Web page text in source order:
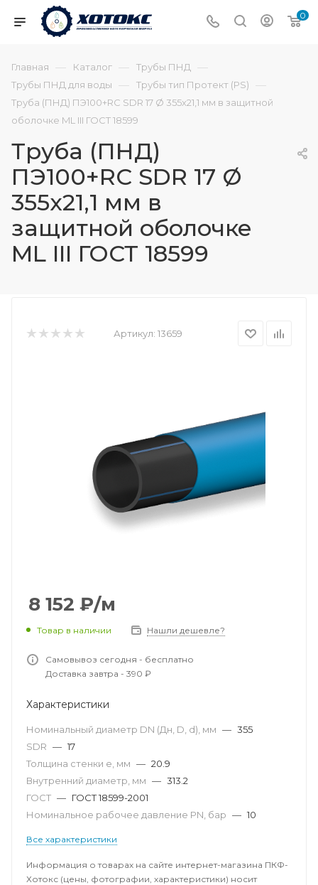
0
Главная — Каталог — Трубы ПНД —
Трубы ПНД для воды — Трубы тип Протект (PS) —
Труба (ПНД) ПЭ100+RC SDR 17 Ø 355х21,1 мм в защитной
оболочке ML III ГОСТ 18599
Труба (ПНД)
ПЭ100+RC SDR 17 Ø
355х21,1 мм в
защитной оболочке
ML III ГОСТ 18599
Артикул: 13659
8 152 ₽/м
Товар в наличии Нашли дешевле?
Самовывоз сегодня - бесплатно
Доставка завтра - 390 ₽
Характеристики
Номинальный диаметр DN (Дн, D, d), мм — 355
SDR — 17
Толщина стенки e, мм — 20.9
Внутренний диаметр, мм — 313.2
ГОСТ — ГОСТ 18599-2001
Номинальное рабочее давление PN, бар — 10
Все характеристики
Информация о товарах на сайте интернет-магазина ПКФ-
Хотокс (цены, фотографии, характеристики) носит